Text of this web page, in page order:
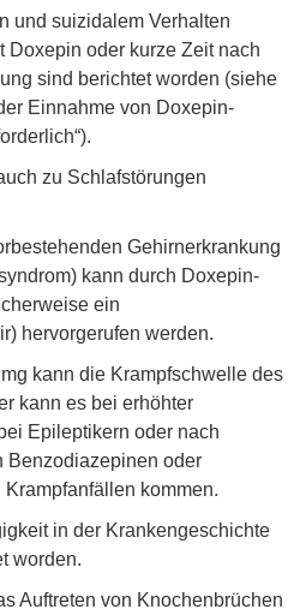
und suizidalem Verhalten
Doxepin oder kurze Zeit nach
sind berichtet worden (siehe
Einnahme von Doxepin-
zu Schlafstörungen
Gehirnerkrankung
kann durch Doxepin-
ein
hervorgerufen werden.
kann die Krampfschwelle des
kann es bei erhöhter
Epileptikern oder nach
Benzodiazepinen oder
kommen.
in der Krankengeschichte
worden.
Auftreten von Knochenbrüchen